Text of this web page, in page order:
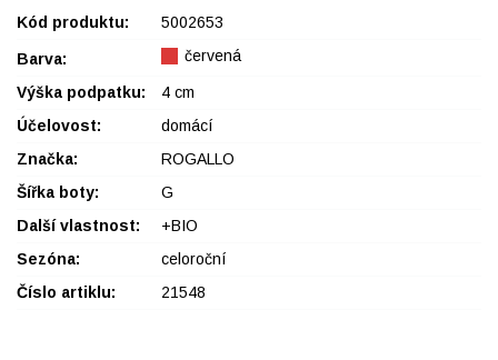
Kód produktu: 5002653
Barva: červená
Výška podpatku:
4 cm
Účelovost:
domácí
Značka:
ROGALLO
Šířka boty:
G
Další vlastnost:
+BIO
Sezóna:
celoroční
Číslo artiklu:
21548